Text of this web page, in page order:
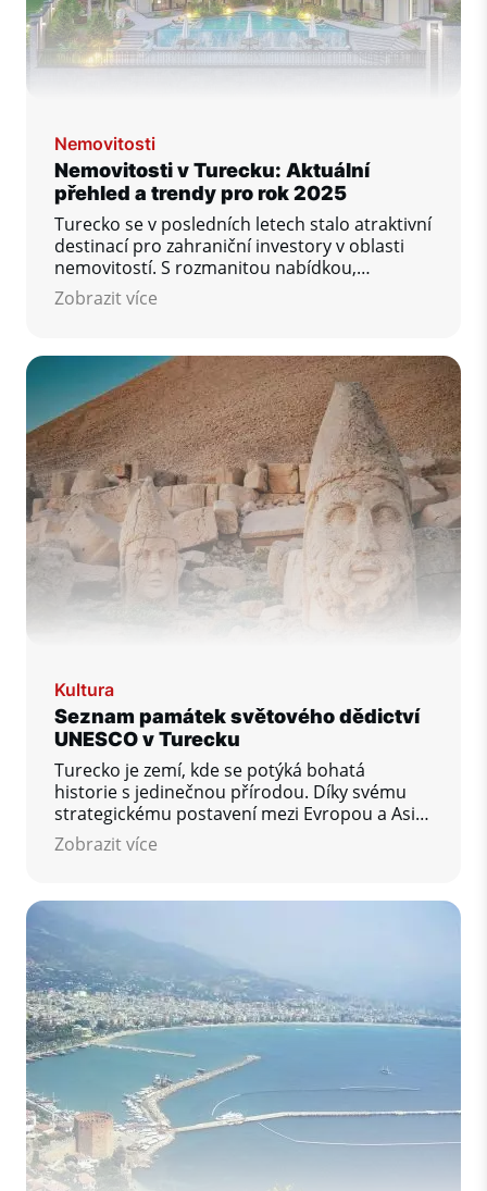
Nemovitosti
Nemovitosti v Turecku: Aktuální
přehled a trendy pro rok 2025
Turecko se v posledních letech stalo atraktivní
destinací pro zahraniční investory v oblasti
nemovitostí. S rozmanitou nabídkou,
příznivými cenami a strategickou polohou
mezi Evropou a Asií nabízí řadu příležitostí. V
nových pravidel a trendů, které ovlivňují
rozhodování kupujících.
Zobrazit více
Kultura
Seznam památek světového dědictví
UNESCO v Turecku
Turecko je zemí, kde se potýká bohatá
historie s jedinečnou přírodou. Díky svému
strategickému postavení mezi Evropou a Asií
nabízí řadu významných kulturních i
přírodních památek. Na seznamu světového
lokalit v Turecku. Podívejme se na ty
Zobrazit více